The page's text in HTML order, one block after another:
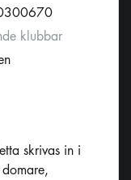
klubbar
skrivas in i